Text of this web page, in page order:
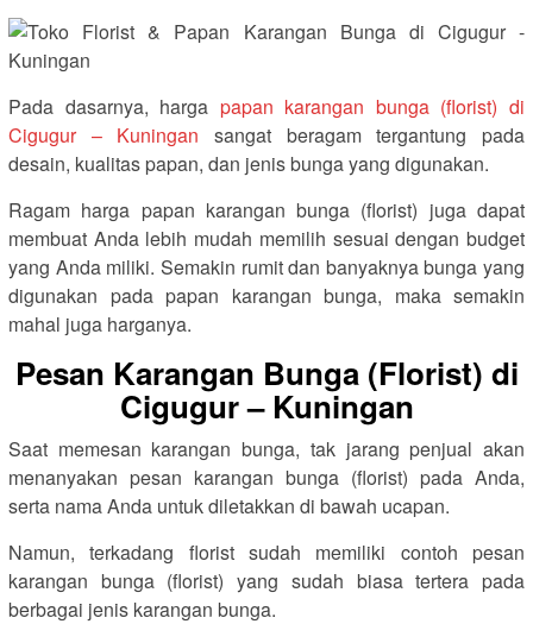
Pada dasarnya, harga papan karangan bunga (florist) di
Cigugur – Kuningan sangat beragam tergantung pada
desain, kualitas papan, dan jenis bunga yang digunakan.
Ragam harga papan karangan bunga (florist) juga dapat
membuat Anda lebih mudah memilih sesuai dengan budget
yang Anda miliki. Semakin rumit dan banyaknya bunga yang
digunakan pada papan karangan bunga, maka semakin
mahal juga harganya.
Pesan Karangan Bunga (Florist) di
Cigugur – Kuningan
Saat memesan karangan bunga, tak jarang penjual akan
menanyakan pesan karangan bunga (florist) pada Anda,
serta nama Anda untuk diletakkan di bawah ucapan.
Namun, terkadang florist sudah memiliki contoh pesan
karangan bunga (florist) yang sudah biasa tertera pada
berbagai jenis karangan bunga.